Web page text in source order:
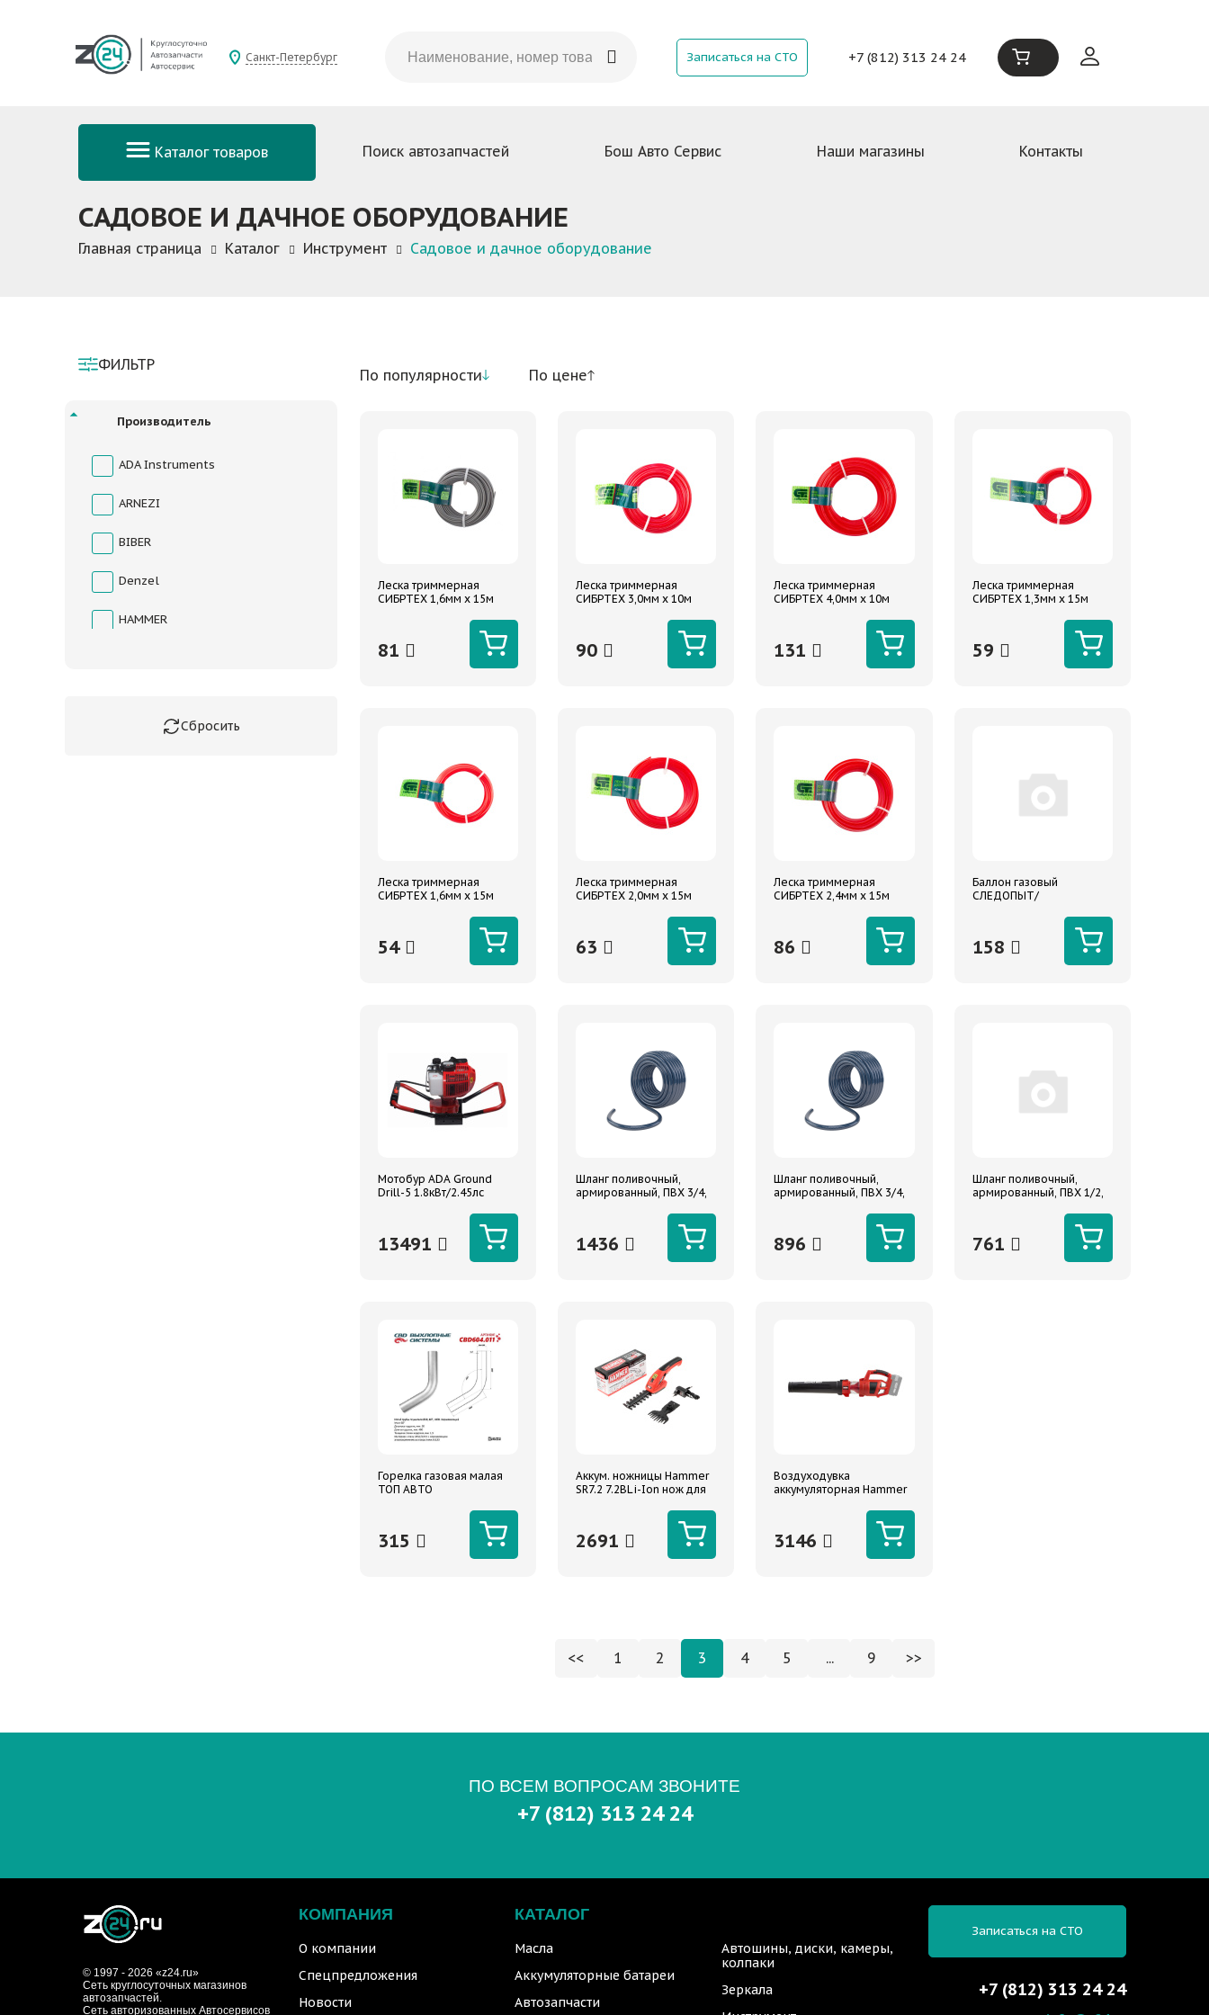
Санкт-Петербург Записаться на СТО +7 (812) 313 24 24
Каталог товаров Поиск автозапчастей Бош Авто Сервис Наши магазины Контакты
САДОВОЕ И ДАЧНОЕ ОБОРУДОВАНИЕ
Главная страница Каталог Инструмент Садовое и дачное оборудование
ФИЛЬТР
Производитель
ADA Instruments
ARNEZI
BIBER
Denzel
HAMMER
По популярности По цене
Леска триммерная
СИБРТЕХ 1,6мм х 15м
армир.алюминием
81
Леска триммерная
СИБРТЕХ 3,0мм х 10м
90
Леска триммерная
СИБРТЕХ 4,0мм х 10м
131
Леска триммерная
СИБРТЕХ 1,3мм х 15м
59
Леска триммерная
СИБРТЕХ 1,6мм х 15м
54
Леска триммерная
СИБРТЕХ 2,0мм х 15м
63
Леска триммерная
СИБРТЕХ 2,4мм х 15м
86
Баллон газовый
СЛЕДОПЫТ/
всесезонный 400 мл
158
Мотобур ADA Ground
Drill-5 1.8кВт/2.45лс
13491
Шланг поливочный,
армированный, ПВХ 3/4,
1436
Шланг поливочный,
армированный, ПВХ 3/4,
896
Шланг поливочный,
армированный, ПВХ 1/2,
761
Горелка газовая малая
ТОП АВТО
315
Аккум. ножницы Hammer
SR7.2 7.2ВLi-Ion нож для
2691
Воздуходувка
аккумуляторная Hammer
мин скорость потока 40
3146
<< 1 2 3 4 5 ... 9 >>
ПО ВСЕМ ВОПРОСАМ ЗВОНИТЕ
+7 (812) 313 24 24
© 1997 - 2026 «z24.ru»
Cеть круглосуточных магазинов
автозапчастей.
Сеть авторизованных Автосервисов
КОМПАНИЯ
О компании
Спецпредложения
Новости
КАТАЛОГ
Масла
Аккумуляторные батареи
Автозапчасти
Автошины, диски, камеры,
колпаки
Зеркала
Записаться на СТО
+7 (812) 313 24 24